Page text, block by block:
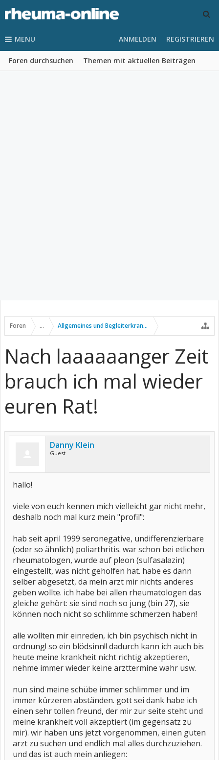
MENU
Foren durchsuchen Themen mit aktuellen Beiträgen
ANMELDEN REGISTRIEREN
Foren ... Allgemeines und Begleiterkrankungen
Nach laaaaaanger Zeit
brauch ich mal wieder
euren Rat!
Danny Klein
Guest
hallo!
viele von euch kennen mich vielleicht gar nicht mehr,
deshalb noch mal kurz mein "profil":
hab seit april 1999 seronegative, undifferenzierbare
(oder so ähnlich) poliarthritis. war schon bei etlichen
rheumatologen, wurde auf pleon (sulfasalazin)
eingestellt, was nicht geholfen hat. habe es dann
selber abgesetzt, da mein arzt mir nichts anderes
geben wollte. ich habe bei allen rheumatologen das
gleiche gehört: sie sind noch so jung (bin 27), sie
können noch nicht so schlimme schmerzen haben!
alle wollten mir einreden, ich bin psychisch nicht in
ordnung! so ein blödsinn!! dadurch kann ich auch bis
heute meine krankheit nicht richtig akzeptieren,
nehme immer wieder keine arzttermine wahr usw.
nun sind meine schübe immer schlimmer und im
immer kürzeren abständen. gott sei dank habe ich
einen sehr tollen freund, der mir zur seite steht und
meine krankheit voll akzeptiert (im gegensatz zu
mir). wir haben uns jetzt vorgenommen, einen guten
arzt zu suchen und endlich mal alles durchzuziehen.
und das ist auch mein anliegen: